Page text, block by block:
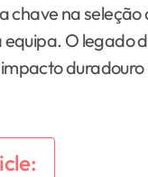
chave na
O legado